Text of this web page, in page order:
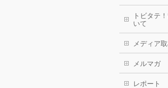
トビタテ
いて
メディア
メルマガ
レポート